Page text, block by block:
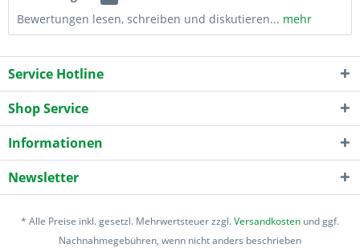
Bewertungen lesen, schreiben und diskutieren... mehr
Service Hotline
Shop Service
Informationen
Newsletter
* Alle Preise inkl. gesetzl. Mehrwertsteuer zzgl.Versandkosten und ggf.
Nachnahmegebühren, wenn nicht anders beschrieben